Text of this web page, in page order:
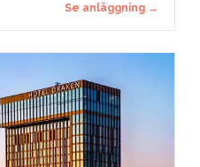
Se anläggning →